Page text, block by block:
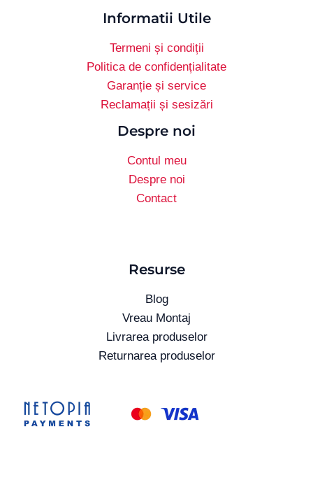
Informatii Utile
Termeni și condiții
Politica de confidențialitate
Garanție și service
Reclamații și sesizări
Despre noi
Contul meu
Despre noi
Contact
Resurse
Blog
Vreau Montaj
Livrarea produselor
Returnarea produselor